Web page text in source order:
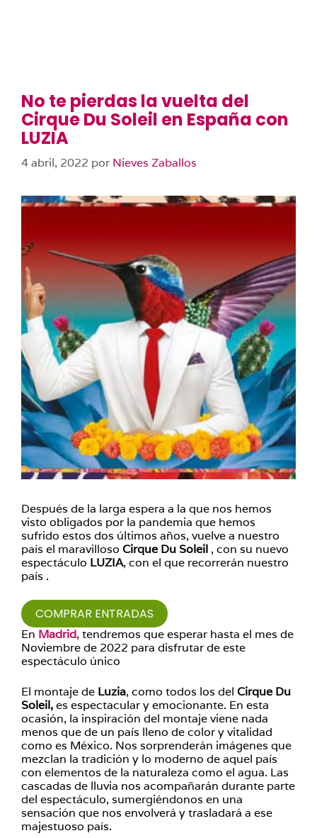
No te pierdas la vuelta del
Cirque Du Soleil en España con
LUZIA
4 abril, 2022 por Nieves Zaballos
Después de la larga espera a la que nos hemos
visto obligados por la pandemia que hemos
sufrido estos dos últimos años, vuelve a nuestro
país el maravilloso Cirque Du Soleil , con su nuevo
espectáculo LUZIA, con el que recorrerán nuestro
país .
COMPRAR ENTRADAS
En Madrid, tendremos que esperar hasta el mes de
Noviembre de 2022 para disfrutar de este
espectáculo único
El montaje de Luzia, como todos los del Cirque Du
Soleil,es espectacular y emocionante. En esta
ocasión, la inspiración del montaje viene nada
menos que de un país lleno de color y vitalidad
como es México. Nos sorprenderán imágenes que
mezclan la tradición y lo moderno de aquel país
con elementos de la naturaleza como el agua. Las
cascadas de lluvia nos acompañarán durante parte
del espectáculo, sumergiéndonos en una
sensación que nos envolverá y trasladará a ese
majestuoso país.